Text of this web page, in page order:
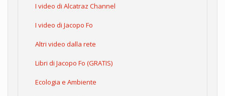
I video di Alcatraz Channel
I video di Jacopo Fo
Altri video dalla rete
Libri di Jacopo Fo (GRATIS)
Ecologia e Ambiente